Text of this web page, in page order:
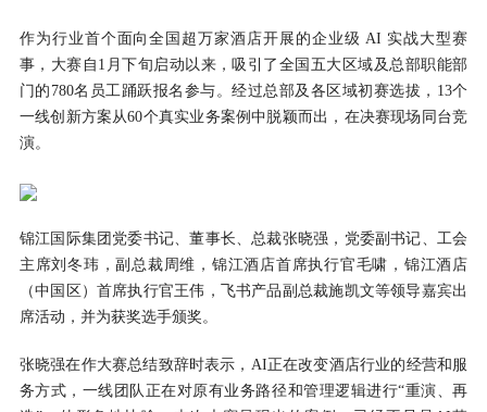
作为行业首个面向全国超万家酒店开展的企业级 AI 实战大型赛
事，大赛自1月下旬启动以来，吸引了全国五大区域及总部职能部
门的780名员工踊跃报名参与。经过总部及各区域初赛选拔，13个
一线创新方案从60个真实业务案例中脱颖而出，在决赛现场同台竞
演。
锦江国际集团党委书记、董事长、总裁张晓强，党委副书记、工会
主席刘冬玮，副总裁周维，锦江酒店首席执行官毛啸，锦江酒店
（中国区）首席执行官王伟，飞书产品副总裁施凯文等领导嘉宾出
席活动，并为获奖选手颁奖。
张晓强在作大赛总结致辞时表示，AI正在改变酒店行业的经营和服
务方式，一线团队正在对原有业务路径和管理逻辑进行“重演、再